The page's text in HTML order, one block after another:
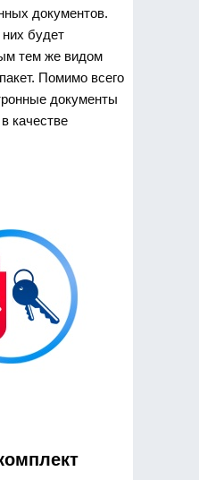
документов.
будет
тем же видом
Помимо всего
документы
качестве